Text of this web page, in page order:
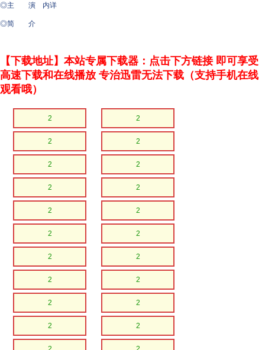
◎主 演 内详
◎简 介
【下载地址】本站专属下载器：点击下方链接 即可享受
高速下载和在线播放 专治迅雷无法下载（支持手机在线
观看哦）
2 2
2 2
2 2
2 2
2 2
2 2
2 2
2 2
2 2
2 2